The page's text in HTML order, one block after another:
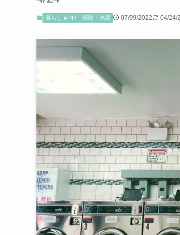
暮らし in NY 掃除・洗濯 07/09/2022 04/24/